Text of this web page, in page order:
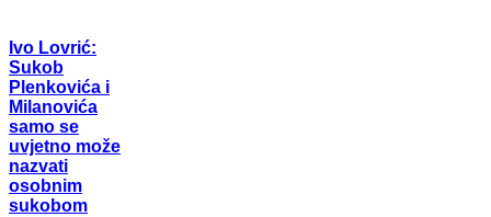
Ivo Lovrić:
Sukob
Plenkovića i
Milanovića
samo se
uvjetno može
nazvati
osobnim
sukobom